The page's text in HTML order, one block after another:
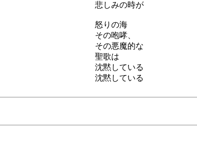
悲しみの時が
怒りの海
その咆哮、
その悪魔的な
聖歌は
沈黙している
沈黙している